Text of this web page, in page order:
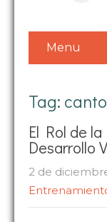
Menu
Tag: canto
El Rol de
Desarrollo
2 de